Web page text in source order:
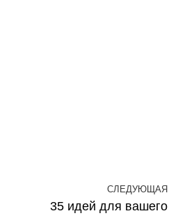
записям СЛЕДУЮЩАЯ
35 идей для вашего